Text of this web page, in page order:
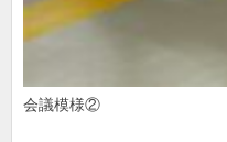
会議模様②